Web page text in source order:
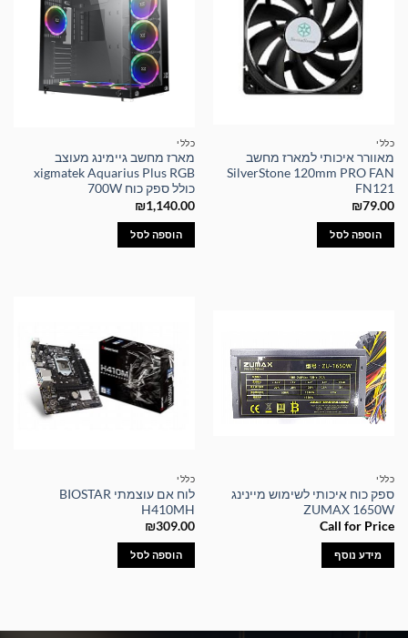
כללי
מאוורר איכותי למארז מחשב
SilverStone 120mm PRO FAN
FN121
₪79.00
הוספה לסל
כללי
מארז מחשב גיימינג מעוצב
xigmatek Aquarius Plus RGB
כולל ספק כוח 700W
₪1,140.00
הוספה לסל
כללי
ספק כוח איכותי לשימוש מיינינג
ZUMAX 1650W
Call for Price
מידע נוסף
כללי
לוח אם עוצמתי BIOSTAR
H410MH
₪309.00
הוספה לסל